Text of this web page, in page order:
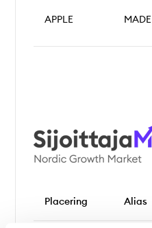
APPLE MADE
Placering Alias